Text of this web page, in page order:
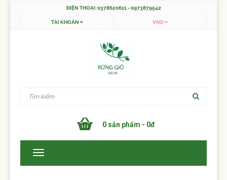
ĐIỆN THOẠI: 0378620611 - 0973879542
TÀI KHOẢN
VND
0 sản phẩm - 0đ